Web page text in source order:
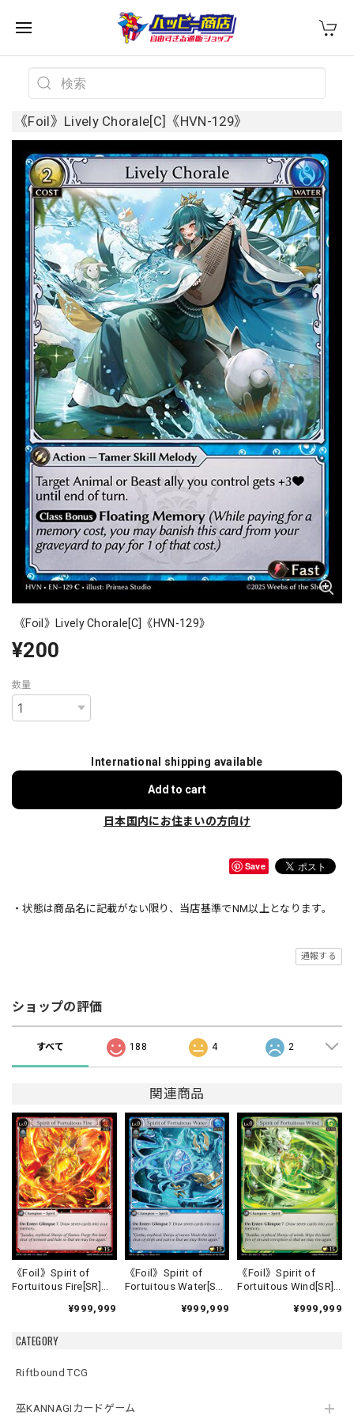
CATEGORY
Riftbound TCG
巫KANNAGIカードゲーム
《Foil》Lively Chorale[C]《HVN-129》
《Foil》Lively Chorale[C]《HVN-129》
¥200
数量
International shipping available
Add to cart
日本国内にお住まいの方向け
Save
・状態は商品名に記載がない限り、当店基準でNM以上となります。
通報する
ショップの評価
すべて 188 4 2
関連商品
《Foil》Spirit of
Fortuitous Fire[SR]
¥999,999
《Foil》Spirit of
Fortuitous Water[SR]
¥999,999
《Foil》Spirit of
Fortuitous Wind[SR]
¥999,999